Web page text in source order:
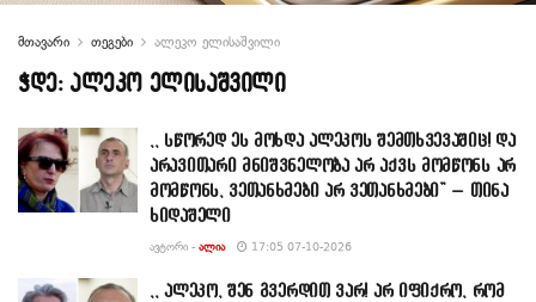
მთავარი თეგები ალეკო ელისაშვილი
ჭდე: ალეკო ელისაშვილი
,, სწორედ ეს მოხდა ალეკოს შემთხვევაშიც! და
არავითარი მნიშვნელობა არ აქვს მომწონს არ
მომწონს, ვეთანხმები არ ვეთანხმები” – თინა
ხიდაშელი
ᲐᲕᲢᲝᲠᲘ - ᲐᲚᲘᲐ 17:05 07-10-2026
,, ალეკო, შენ გვერდით ვარ! არ იფიქრო, რომ